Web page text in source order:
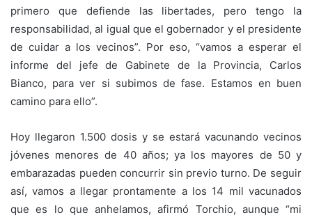
primero que defiende las libertades, pero tengo la
responsabilidad, al igual que el gobernador y el presidente
de cuidar a los vecinos”. Por eso, “vamos a esperar el
informe del jefe de Gabinete de la Provincia, Carlos
Bianco, para ver si subimos de fase. Estamos en buen
camino para ello”.
Hoy llegaron 1.500 dosis y se estará vacunando vecinos
jóvenes menores de 40 años; ya los mayores de 50 y
embarazadas pueden concurrir sin previo turno. De seguir
así, vamos a llegar prontamente a los 14 mil vacunados
que es lo que anhelamos, afirmó Torchio, aunque “mi